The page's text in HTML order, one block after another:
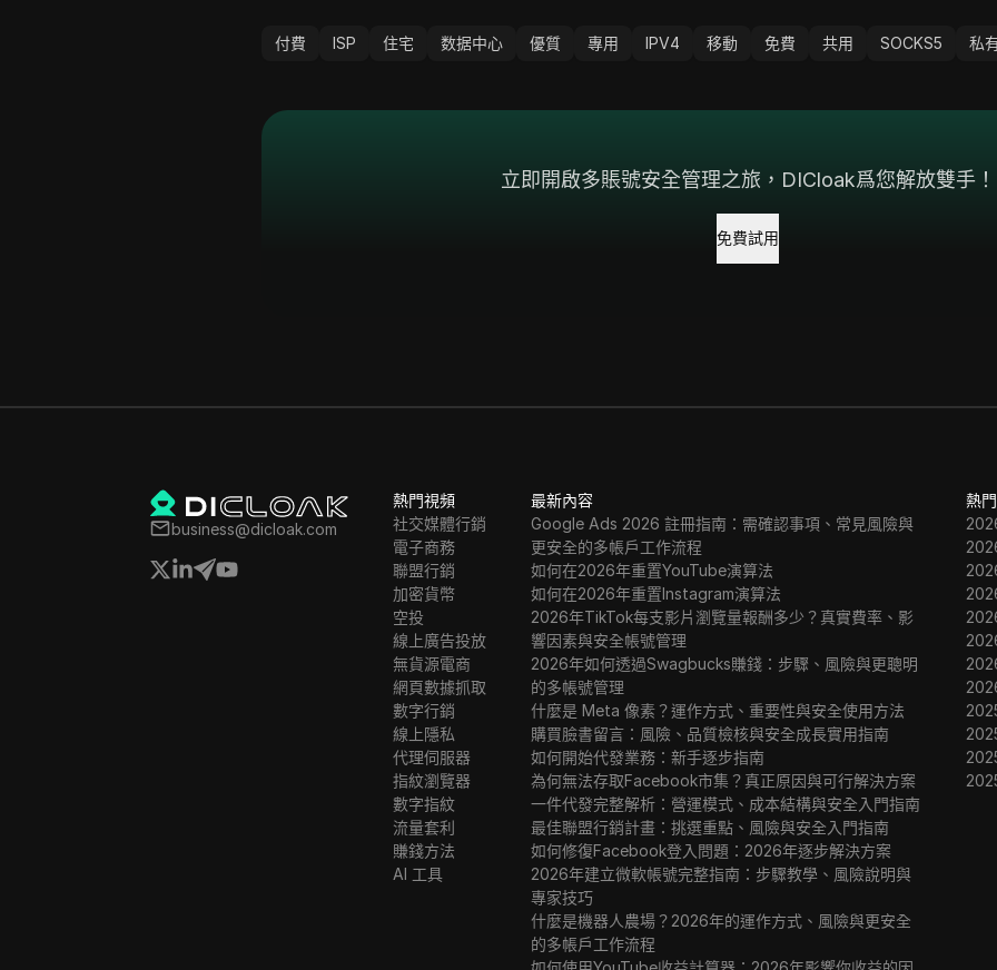
付費 ISP 住宅 数据中心 優質 專用 IPV4 移動 免費 共用 SOCKS5 私
立即開啟多賬號安全管理之旅，DICloak爲您解放雙手！
免費試用
business@dicloak.com
熱門視頻
社交媒體行銷
電子商務
聯盟行銷
加密貨幣
空投
線上廣告投放
無貨源電商
網頁數據抓取
數字行銷
線上隱私
代理伺服器
指紋瀏覽器
數字指紋
流量套利
賺錢方法
AI 工具
最新內容
Google Ads 2026 註冊指南：需確認事項、常見風險與
更安全的多帳戶工作流程
如何在2026年重置YouTube演算法
如何在2026年重置Instagram演算法
2026年TikTok每支影片瀏覽量報酬多少？真實費率、影
響因素與安全帳號管理
2026年如何透過Swagbucks賺錢：步驟、風險與更聰明
的多帳號管理
什麼是 Meta 像素？運作方式、重要性與安全使用方法
購買臉書留言：風險、品質檢核與安全成長實用指南
如何開始代發業務：新手逐步指南
為何無法存取Facebook市集？真正原因與可行解決方案
一件代發完整解析：營運模式、成本結構與安全入門指南
最佳聯盟行銷計畫：挑選重點、風險與安全入門指南
如何修復Facebook登入問題：2026年逐步解決方案
2026年建立微軟帳號完整指南：步驟教學、風險說明與
專家技巧
什麼是機器人農場？2026年的運作方式、風險與更安全
的多帳戶工作流程
熱